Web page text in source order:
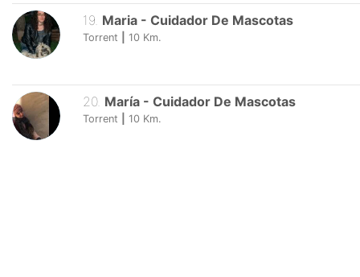
19. Maria - Cuidador De Mascotas
Torrent 10 Km.
20. María - Cuidador De Mascotas
Torrent 10 Km.